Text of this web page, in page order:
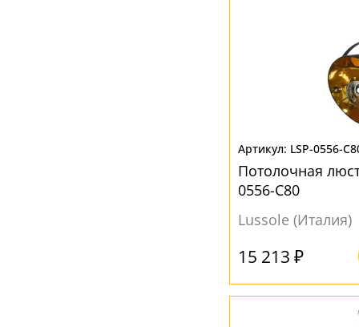
LSP-0556-
Потолочная
0556-C80
Lussole (Италия)
15 213 ₽